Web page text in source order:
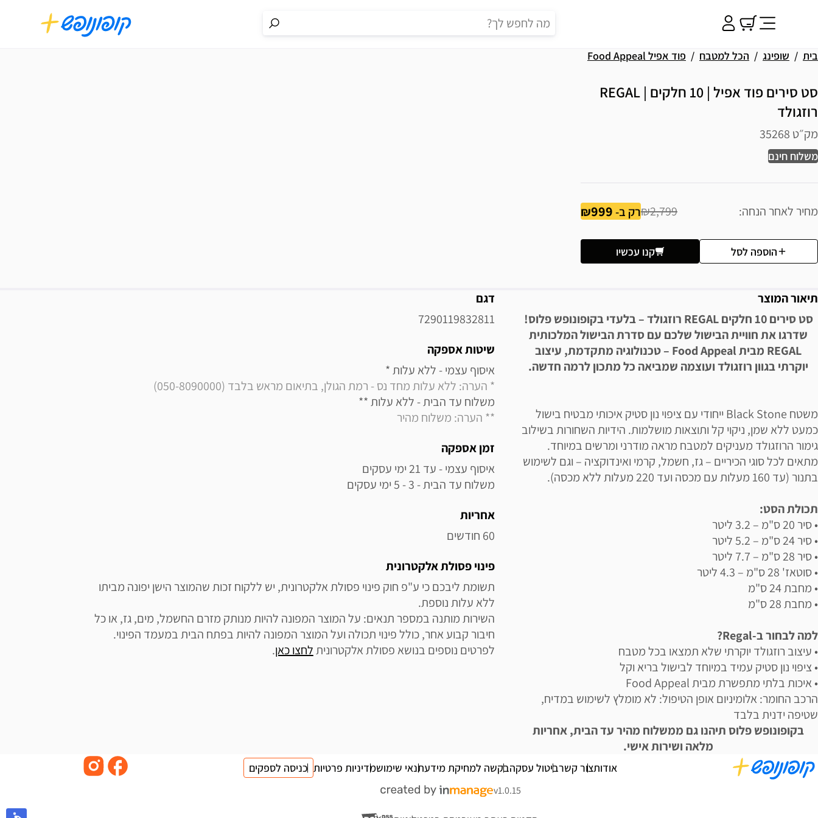
בית שופינג הכל למטבח פוד אפיל Food Appeal
סט סירים פוד אפיל | 10 חלקים | REGAL
רוזגולד
מק״ט 35268
משלוח חינם
מחיר לאחר הנחה ₪2,799רק ב-999
הוספה לסל קנו עכשיו
תיאור המוצר
סט סירים 10 חלקים REGAL רוזגולד – בלעדי בקופונופש פלוס!
שדרגו את חוויית הבישול שלכם עם סדרת הבישול המלכותית
REGAL מבית Food Appeal – טכנולוגיה מתקדמת, עיצוב
יוקרתי בגוון רוזגולד ועוצמה שמביאה כל מתכון לרמה חדשה.
משטח Black Stone ייחודי עם ציפוי נון סטיק איכותי מבטיח בישול
כמעט ללא שמן, ניקוי קל ותוצאות מושלמות. הידיות השחורות בשילוב
גימור הרוזגולד מעניקים למטבח מראה מודרני ומרשים במיוחד.
מתאים לכל סוגי הכיריים – גז, חשמל, קרמי ואינדוקציה – וגם לשימוש
בתנור (עד 160 מעלות עם מכסה ועד 220 מעלות ללא מכסה).
תכולת הסט:
• סיר 20 ס"מ – 3.2 ליטר
• סיר 24 ס"מ – 5.2 ליטר
• סיר 28 ס"מ – 7.7 ליטר
• סוטאז' 28 ס"מ – 4.3 ליטר
• מחבת 24 ס"מ
• מחבת 28 ס"מ
למה לבחור ב-Regal?
• עיצוב רוזגולד יוקרתי שלא תמצאו בכל מטבח
• ציפוי נון סטיק עמיד במיוחד לבישול בריא וקל
• איכות בלתי מתפשרת מבית Food Appeal
הרכב החומר: אלומיניום אופן הטיפול: לא מומלץ לשימוש במדיח,
שטיפה ידנית בלבד
בקופונופש פלוס תיהנו גם ממשלוח מהיר עד הבית, אחריות
מלאה ושירות אישי.
מידע נוסף
דגם
7290119832811
שיטות אספקה
איסוף עצמי - ללא עלות *
* הערה: ללא עלות מחד נס - רמת הגולן, בתיאום מראש בלבד (050-8090000)
משלוח עד הבית - ללא עלות **
** הערה: משלוח מהיר
זמן אספקה
משלוח עד הבית - 3 - 5 ימי עסקים
אחריות
60 חודשים
פינוי פסולת אלקטרונית
לפרטים נוספים בנושא פסולת אלקטרונית לחצו כאן.
אודותצור קשרביטול עסקהבקשה למחיקת מידעתנאי שימושמדיניות פרטיות כניסה לספקים
v1.0.15